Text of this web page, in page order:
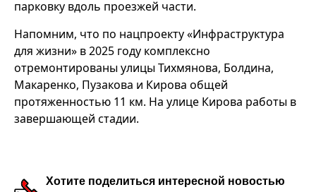
парковку вдоль проезжей части.
Напомним, что по нацпроекту «Инфраструктура
для жизни» в 2025 году комплексно
отремонтированы улицы Тихмянова, Болдина,
Макаренко, Пузакова и Кирова общей
протяженностью 11 км. На улице Кирова работы в
завершающей стадии.
Хотите поделиться интересной новостью